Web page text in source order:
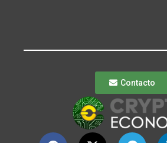
Contacto